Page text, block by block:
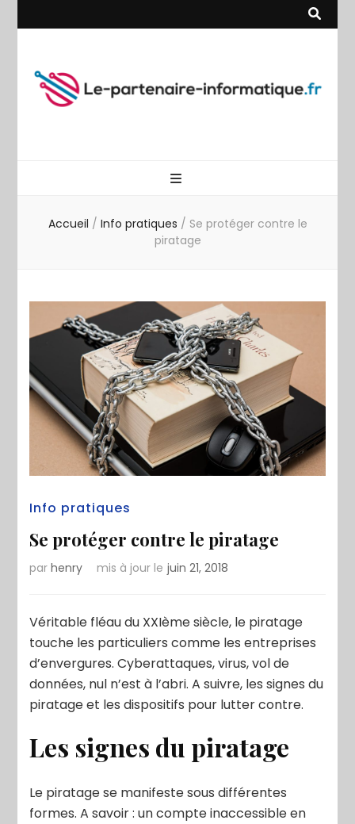
Le
partenaire
Accueil / Info pratiques / Se protéger contre le
piratage
Info pratiques
Se protéger contre le piratage
parhenry mis à jour le juin 21, 2018
Véritable fléau du XXIème siècle, le piratage
touche les particuliers comme les entreprises
d’envergures. Cyberattaques, virus, vol de
données, nul n’est à l’abri. A suivre, les signes du
piratage et les dispositifs pour lutter contre.
Les signes du piratage
Le piratage se manifeste sous différentes
formes. A savoir : un compte inaccessible en